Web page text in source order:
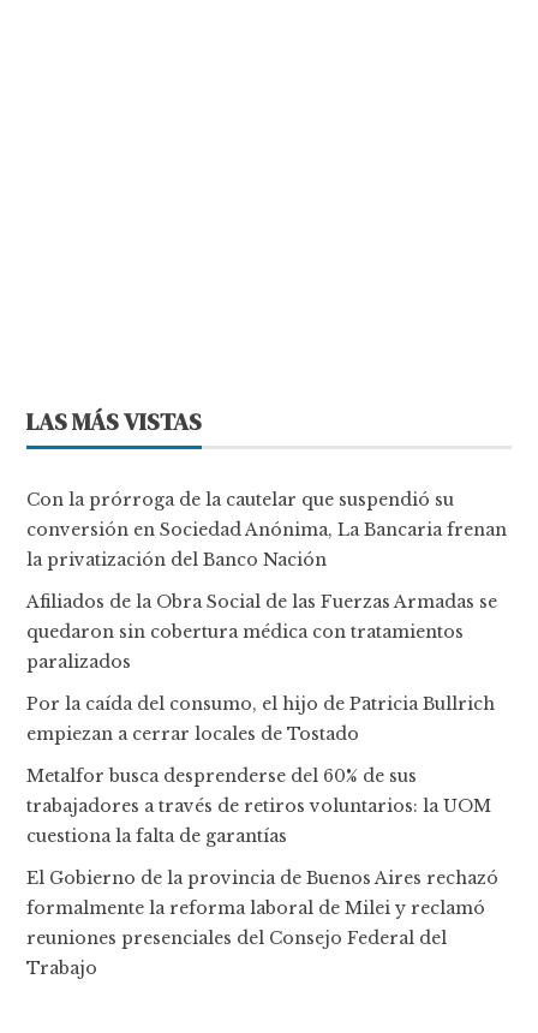
LAS MÁS VISTAS
Con la prórroga de la cautelar que suspendió su
conversión en Sociedad Anónima, La Bancaria frenan
la privatización del Banco Nación
Afiliados de la Obra Social de las Fuerzas Armadas se
quedaron sin cobertura médica con tratamientos
paralizados
Por la caída del consumo, el hijo de Patricia Bullrich
empiezan a cerrar locales de Tostado
Metalfor busca desprenderse del 60% de sus
trabajadores a través de retiros voluntarios: la UOM
cuestiona la falta de garantías
El Gobierno de la provincia de Buenos Aires rechazó
formalmente la reforma laboral de Milei y reclamó
reuniones presenciales del Consejo Federal del
Trabajo